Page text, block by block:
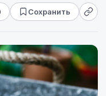
Сохранить